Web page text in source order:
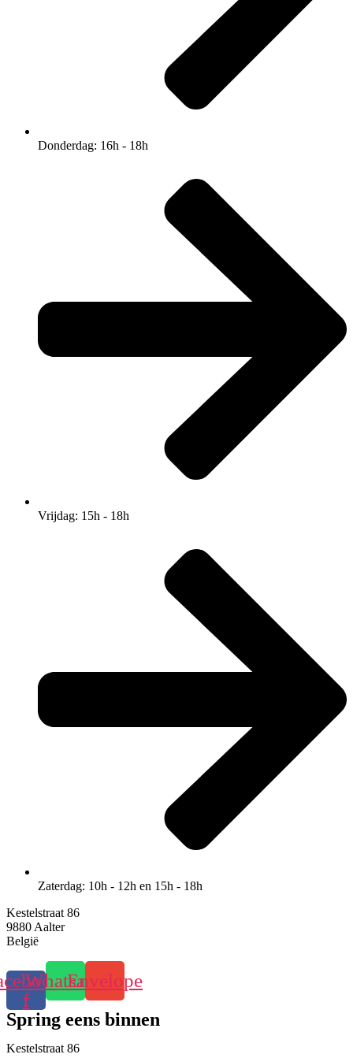
Donderdag: 16h - 18h
Vrijdag: 15h - 18h
Zaterdag: 10h - 12h en 15h - 18h
Kestelstraat 86
9880 Aalter
België
f
WhatsappEnvelope
Spring eens binnen
Kestelstraat 86